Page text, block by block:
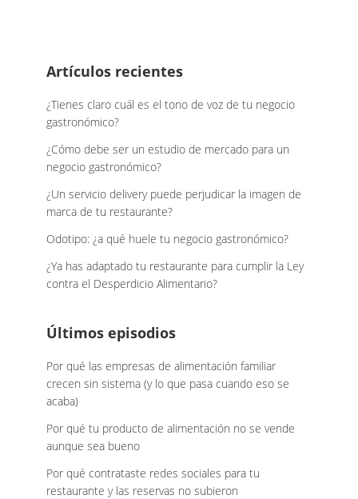
Footer
Artículos recientes
¿Tienes claro cuál es el tono de voz de tu negocio
gastronómico?
¿Cómo debe ser un estudio de mercado para un
negocio gastronómico?
¿Un servicio delivery puede perjudicar la imagen de
marca de tu restaurante?
Odotipo: ¿a qué huele tu negocio gastronómico?
¿Ya has adaptado tu restaurante para cumplir la Ley
contra el Desperdicio Alimentario?
Últimos episodios
Por qué las empresas de alimentación familiar
crecen sin sistema (y lo que pasa cuando eso se
acaba)
Por qué tu producto de alimentación no se vende
aunque sea bueno
Por qué contrataste redes sociales para tu
restaurante y las reservas no subieron